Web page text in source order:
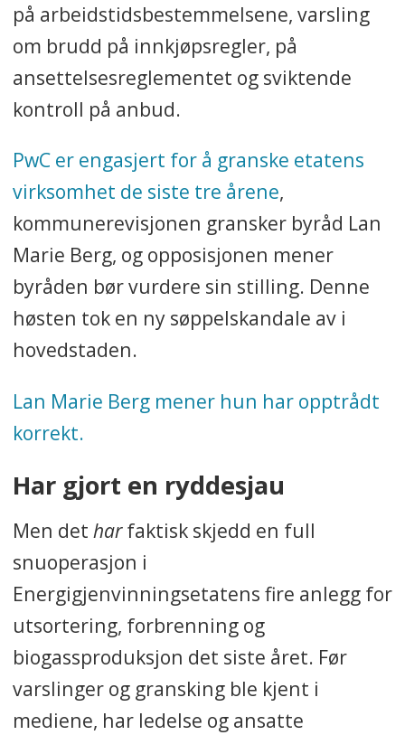
på arbeidstidsbestemmelsene, varsling
om brudd på innkjøpsregler, på
ansettelsesreglementet og sviktende
kontroll på anbud.
PwC er engasjert for å granske etatens
virksomhet de siste tre årene,
kommunerevisjonen gransker byråd Lan
Marie Berg, og opposisjonen mener
byråden bør vurdere sin stilling. Denne
høsten tok en ny søppelskandale av i
hovedstaden.
Lan Marie Berg mener hun har opptrådt
korrekt.
Har gjort en ryddesjau
Men det harfaktisk skjedd en full
snuoperasjon i
Energigjenvinningsetatens fire anlegg for
utsortering, forbrenning og
biogassproduksjon det siste året. Før
varslinger og gransking ble kjent i
mediene, har ledelse og ansatte